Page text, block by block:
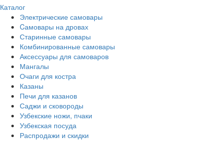
Каталог
Электрические самовары
Cамовары на дровах
Старинные самовары
Комбинированные самовары
Аксессуары для самоваров
Мангалы
Очаги для костра
Казаны
Печи для казанов
Саджи и сковороды
Узбекские ножи, пчаки
Узбекская посуда
Распродажи и скидки